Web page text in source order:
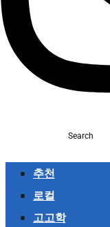
Search
추천
로컬
고고학